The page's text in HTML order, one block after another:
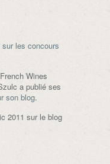
les concours
Wines
a publié ses
son blog.
2011 sur le blog